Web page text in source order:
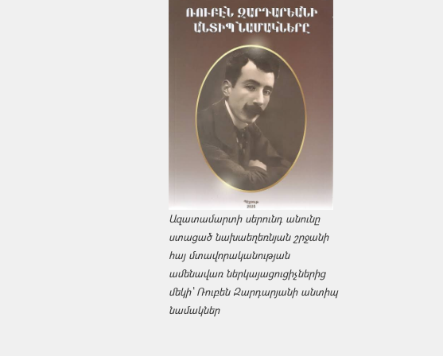
Ազատամարտի սերունդ անունը
ստացած նախաեղեռնյան շրջանի
հայ մտավորականության
ամենավառ ներկայացուցիչներից
մեկի՝ Ռուբեն Զարդարյանի անտիպ
նամակներ